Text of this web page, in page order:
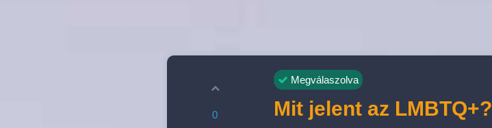
0
Megválaszolva
Mit jelent az LMBTQ+?